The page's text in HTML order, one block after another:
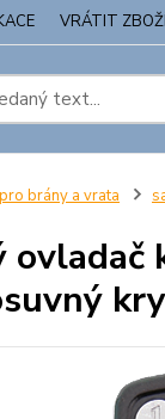
VRÁTIT ZBOŽÍ
brány a vrata
ovladač